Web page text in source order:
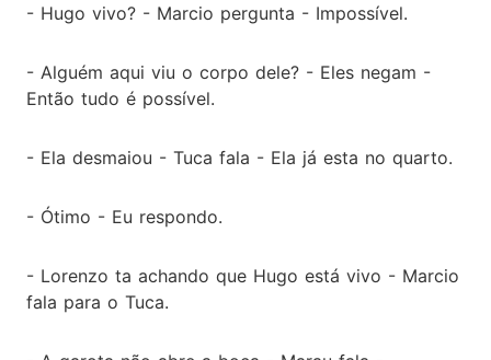
- Hugo vivo? - Marcio pergunta - Impossível.
- Alguém aqui viu o corpo dele? - Eles negam -
Então tudo é possível.
- Ela desmaiou - Tuca fala - Ela já esta no quarto.
- Ótimo - Eu respondo.
- Lorenzo ta achando que Hugo está vivo - Marcio
fala para o Tuca.